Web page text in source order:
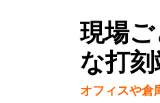
現場
な打
オフィスや倉